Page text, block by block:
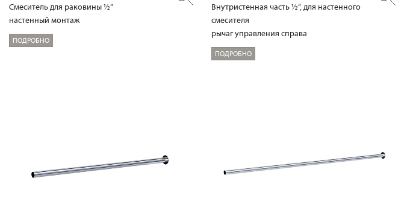
Смеситель для раковины ½“
настенный монтаж
ПОДРОБНО
Внутристенная часть ½“, для настенного
смесителя
рычаг управления справа
ПОДРОБНО